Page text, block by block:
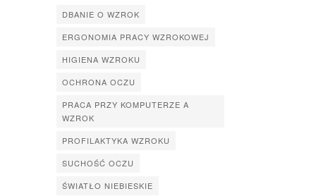
DBANIE O WZROK
ERGONOMIA PRACY WZROKOWEJ
HIGIENA WZROKU
OCHRONA OCZU
PRACA PRZY KOMPUTERZE A
WZROK
PROFILAKTYKA WZROKU
SUCHOŚĆ OCZU
ŚWIATŁO NIEBIESKIE